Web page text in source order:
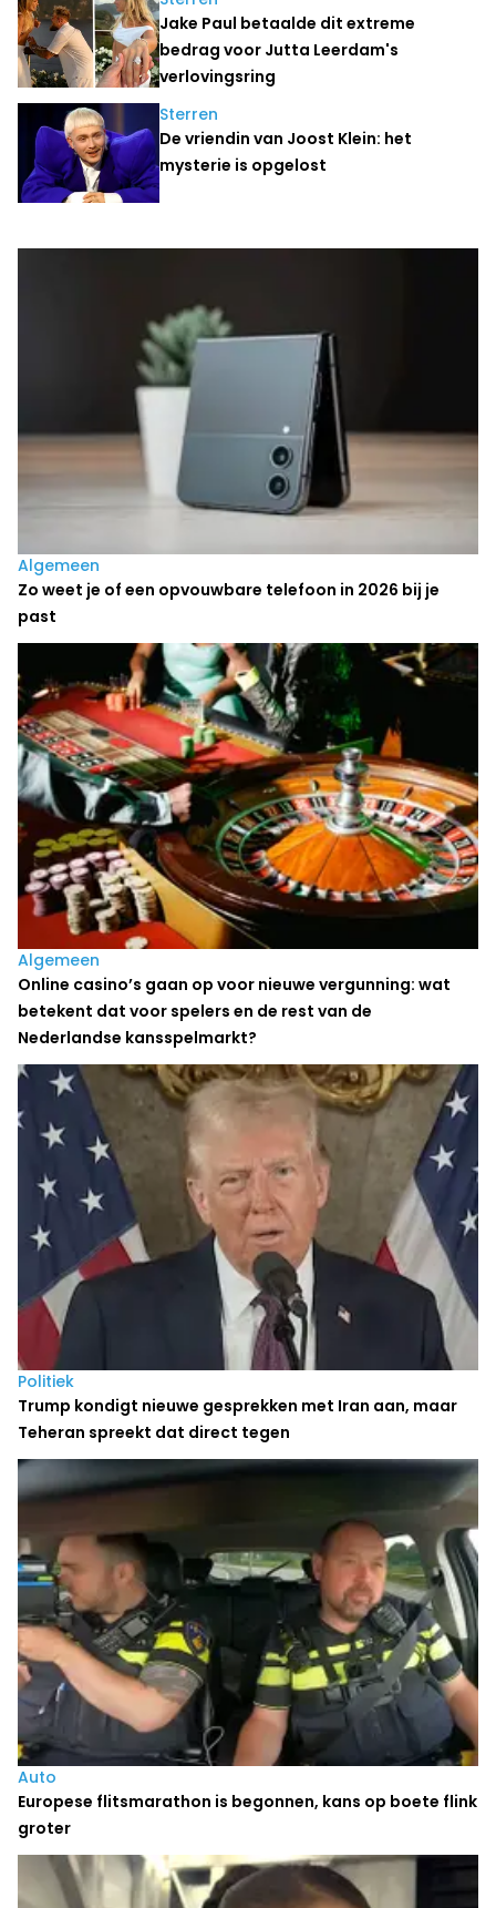
Jake Paul betaalde dit extreme
bedrag voor Jutta Leerdam's
verlovingsring
Sterren
De vriendin van Joost Klein: het
mysterie is opgelost
Laatste nieuws
Algemeen
Zo weet je of een opvouwbare telefoon in 2026 bij je
past
Algemeen
Online casino’s gaan op voor nieuwe vergunning: wat
betekent dat voor spelers en de rest van de
Nederlandse kansspelmarkt?
Politiek
Trump kondigt nieuwe gesprekken met Iran aan, maar
Teheran spreekt dat direct tegen
Auto
Europese flitsmarathon is begonnen, kans op boete flink
groter